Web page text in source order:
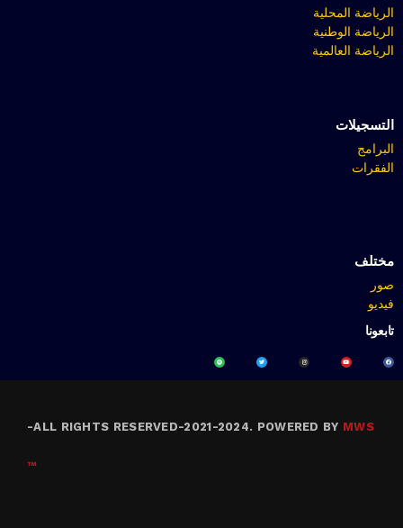
الرياضة المحلية
الرياضة الوطنية
الرياضة العالمية
التسجيلات
البرامج
الفقرات
مختلف
صور
فيديو
تابعونا
ALL RIGHTS RESERVED-2021-2024. POWERED BY MWS
-
™